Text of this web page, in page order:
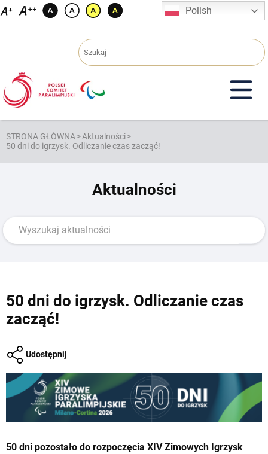
Przejdź
Polish
STRONA GŁÓWNA>Aktualności>
50 dni do igrzysk. Odliczanie czas zacząć!
Aktualności
50 dni do igrzysk. Odliczanie czas
zacząć!
Udostępnij
50 dni pozostało do rozpoczęcia XIV Zimowych Igrzysk